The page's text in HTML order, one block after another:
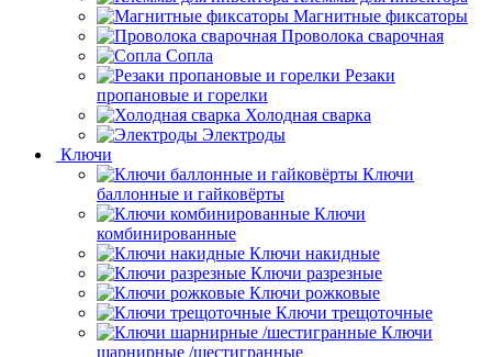
Магнитные фиксаторы
Проволока сварочная
Сопла
Резаки
пропановые и горелки
Холодная сварка
Электроды
Ключи
Ключи
баллонные и гайковёрты
Ключи
комбинированные
Ключи накидные
Ключи разрезные
Ключи рожковые
Ключи трещоточные
Ключи
шарнирные /шестигранные